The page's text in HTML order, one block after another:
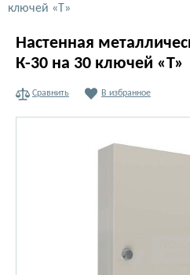
ключей «Т»
Настенная
К-30 на 30 ключей «Т»
Сравнить В избранное